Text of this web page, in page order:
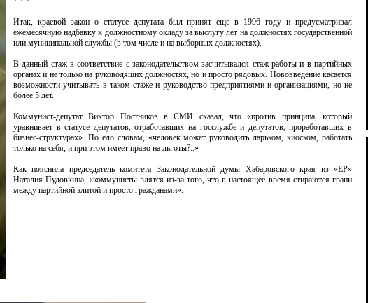
Итак, краевой закон о статусе депутата был принят еще в 1996 году и предусматривал
ежемесячную надбавку к должностному окладу за выслугу лет на должностях государственной
или муниципальной службы (в том числе и на выборных должностях).
В данный стаж в соответствие с законодательством засчитывался стаж работы и в партийных
органах и не только на руководящих должностях, но и просто рядовых. Нововведение касается
возможности учитывать в таком стаже и руководство предприятиями и организациями, но не
более 5 лет.
Коммунист-депутат Виктор Постников в СМИ сказал, что «против принципа, который
уравнивает в статусе депутатов, отработавших на госслужбе и депутатов, проработавших в
бизнес-структурах». По ело словам, «человек может руководить ларьком, киоском, работать
только на себя, и при этом имеет право на льготы?..»
Как пояснила председатель комитета Законодательной думы Хабаровского края из «ЕР»
Наталия Пудовкина, «коммунисты злятся из-за того, что в настоящее время стираются грани
между партийной элитой и просто гражданами».